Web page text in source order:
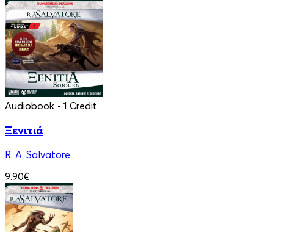
Audiobook • 1 Credit
Ξενιτιά
R. A. Salvatore
9.90€